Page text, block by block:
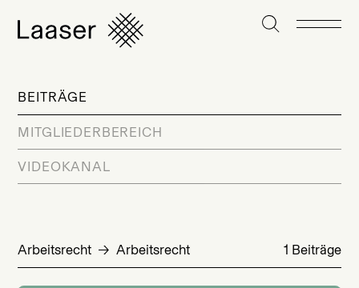
BEITRÄGE
MITGLIEDERBEREICH
VIDEOKANAL
Arbeitsrecht Arbeitsrecht 1 Beiträge